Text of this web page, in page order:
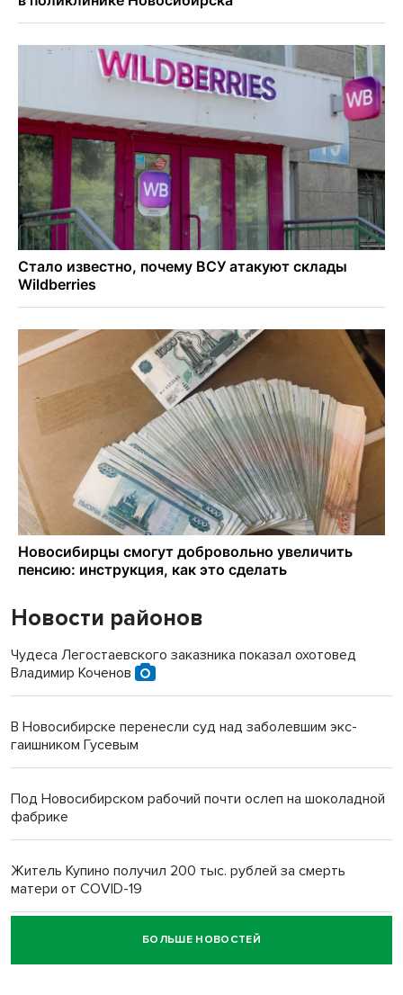
Новости районов
Чудеса Легостаевского заказника показал охотовед
Владимир Коченов
В Новосибирске перенесли суд над заболевшим экс-
гаишником Гусевым
Под Новосибирском рабочий почти ослеп на шоколадной
фабрике
Житель Купино получил 200 тыс. рублей за смерть
матери от COVID-19
Новосибирский суд наказал водителя за смерть
пенсионерки на вокзале
БОЛЬШЕ НОВОСТЕЙ